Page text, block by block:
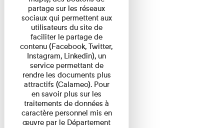
partage sur les réseaux
sociaux qui permettent aux
utilisateurs du site de
faciliter le partage de
contenu (Facebook, Twitter,
Instagram, Linkedin), un
service permettant de
rendre les documents plus
attractifs (Calameo). Pour
en savoir plus sur les
traitements de données à
caractère personnel mis en
œuvre par le Département